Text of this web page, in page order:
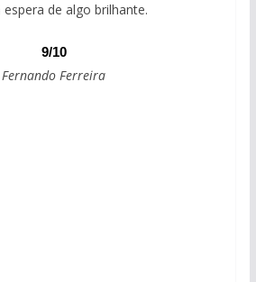
de algo brilhante.
9/10
Fernando Ferreira